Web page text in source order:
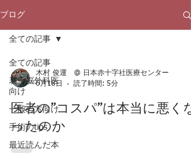
ブログ
全ての記事
若手脳外科医
向け
一般の方向け
手術のtips
最近読んだ本
全ての記事
木村 俊運 @ 日本赤十字社医療センター
6月18日
読了時間: 5分
医者の”コスパ”は本当に悪くな
ったのか